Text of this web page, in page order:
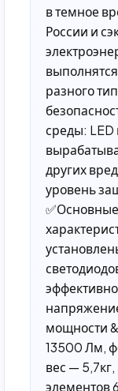
в темное
России и
разного
среды: LED
других
уровень
мощности
13500 Лм,
вес —
элементов